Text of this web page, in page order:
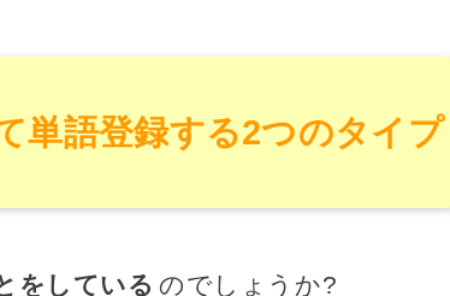
単語登録する2つのタイプ
をしている のでしょうか?